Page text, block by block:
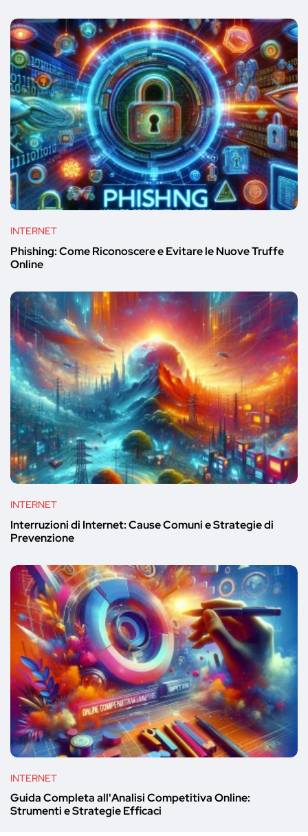
INTERNET
Phishing: Come Riconoscere e Evitare le Nuove Truffe
Online
INTERNET
Interruzioni di Internet: Cause Comuni e Strategie di
Prevenzione
INTERNET
Guida Completa all'Analisi Competitiva Online:
Strumenti e Strategie Efficaci